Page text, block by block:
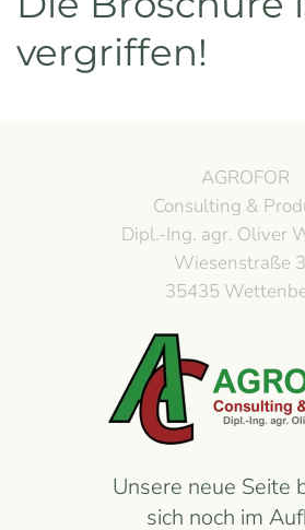
vergriffen!
AGROFOR
Consulting &
Dipl.-Ing. agr. Oliver
Wiesenstraße
35435
Unsere neue Seite
sich noch im